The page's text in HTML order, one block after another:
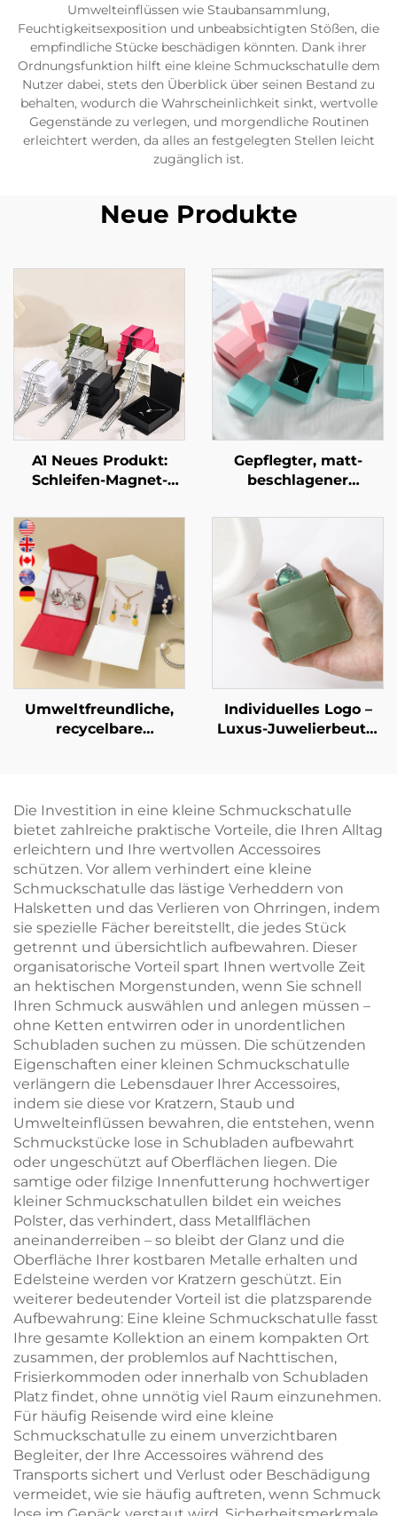
Umwelteinflüssen wie Staubansammlung,
Feuchtigkeitsexposition und unbeabsichtigten Stößen, die
empfindliche Stücke beschädigen könnten. Dank ihrer
Ordnungsfunktion hilft eine kleine Schmuckschatulle dem
Nutzer dabei, stets den Überblick über seinen Bestand zu
behalten, wodurch die Wahrscheinlichkeit sinkt, wertvolle
Gegenstände zu verlegen, und morgendliche Routinen
erleichtert werden, da alles an festgelegten Stellen leicht
zugänglich ist.
Neue Produkte
A1 Neues Produkt:
Schleifen-Magnet-
luxuriöse Verpackung
für Schmuck, Ringe,
Uhren, Halsketten und
Ohrringe mit Logo
Gepflegter, matt-
beschlagener
Schubladentresor aus
geometrischem
Karton für eine
exklusive
Schmuckmarke –
avantgardistische
Identitätsverpackung
Umweltfreundliche,
recycelbare
Mindestbestellmenge
(MOQ);
minimalistischer
Karton-
Schmuckkasten für
Geschenke,
Einzelhandelsfertig,
sofort versandbereit
Individuelles Logo –
Luxus-Juwelierbeutel
federbelasteter
Metallöffnung sowie
Lippenstift-Organizer-
Tasche für die
Verpackung von
Schmuck
Die Investition in eine kleine Schmuckschatulle
bietet zahlreiche praktische Vorteile, die Ihren Alltag
erleichtern und Ihre wertvollen Accessoires
schützen. Vor allem verhindert eine kleine
Schmuckschatulle das lästige Verheddern von
Halsketten und das Verlieren von Ohrringen, indem
sie spezielle Fächer bereitstellt, die jedes Stück
getrennt und übersichtlich aufbewahren. Dieser
organisatorische Vorteil spart Ihnen wertvolle Zeit
an hektischen Morgenstunden, wenn Sie schnell
Ihren Schmuck auswählen und anlegen müssen –
ohne Ketten entwirren oder in unordentlichen
Schubladen suchen zu müssen. Die schützenden
Eigenschaften einer kleinen Schmuckschatulle
verlängern die Lebensdauer Ihrer Accessoires,
indem sie diese vor Kratzern, Staub und
Umwelteinflüssen bewahren, die entstehen, wenn
Schmuckstücke lose in Schubladen aufbewahrt
oder ungeschützt auf Oberflächen liegen. Die
samtige oder filzige Innenfutterung hochwertiger
kleiner Schmuckschatullen bildet ein weiches
Polster, das verhindert, dass Metallflächen
aneinanderreiben – so bleibt der Glanz und die
Oberfläche Ihrer kostbaren Metalle erhalten und
Edelsteine werden vor Kratzern geschützt. Ein
weiterer bedeutender Vorteil ist die platzsparende
Aufbewahrung: Eine kleine Schmuckschatulle fasst
Ihre gesamte Kollektion an einem kompakten Ort
zusammen, der problemlos auf Nachttischen,
Frisierkommoden oder innerhalb von Schubladen
Platz findet, ohne unnötig viel Raum einzunehmen.
Für häufig Reisende wird eine kleine
Schmuckschatulle zu einem unverzichtbaren
Begleiter, der Ihre Accessoires während des
Transports sichert und Verlust oder Beschädigung
vermeidet, wie sie häufig auftreten, wenn Schmuck